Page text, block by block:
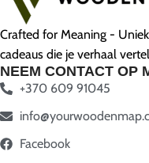
Crafted for Meaning -
cadeaus die je verhaal
NEEM CONTACT OP
+370 609 91045
Facebook